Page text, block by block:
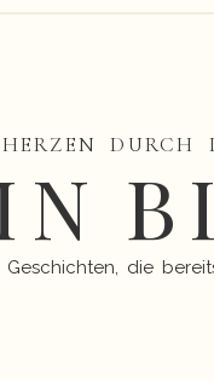
DURCH
Geschichten, die